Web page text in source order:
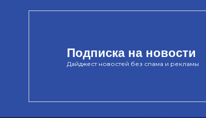
Подписка на новости
Дайджест новостей без спама и рекламы